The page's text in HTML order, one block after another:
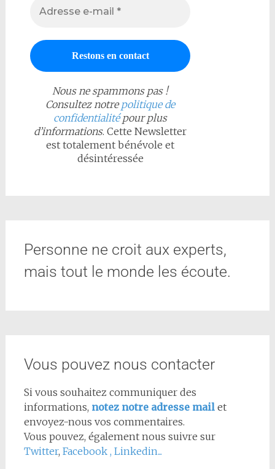
Nous ne spammons pas !
Consultez notrepolitique de
confidentialitépour plus
d’informations. Cette Newsletter
est totalement bénévole et
désintéressée
Personne ne croit aux experts,
mais tout le monde les écoute.
Vous pouvez nous contacter
Si vous souhaitez communiquer des
informations, notez notre adresse mail et
envoyez-nous vos commentaires.
Vous pouvez, également nous suivre sur
Twitter, Facebook , Linkedin...